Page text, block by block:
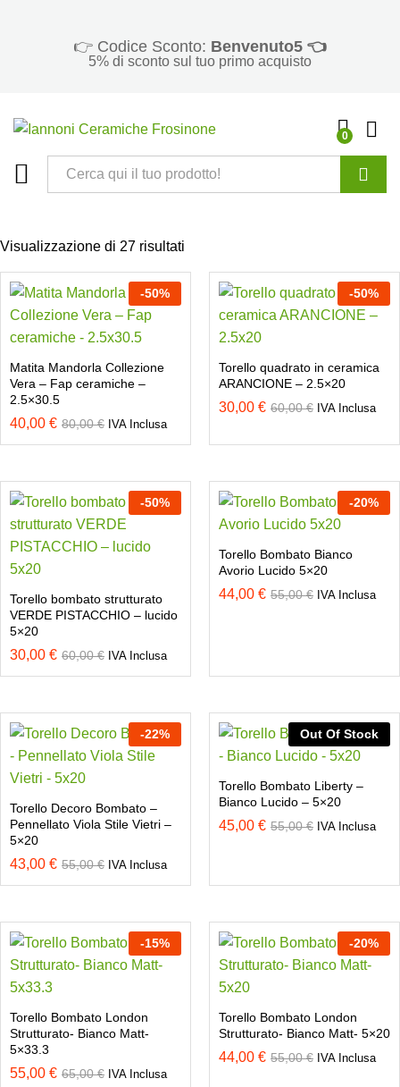
👉 Codice Sconto: Benvenuto5 👈
5% di sconto sul tuo primo acquisto
0
Visualizzazione di 27 risultati
-50%
Matita Mandorla Collezione
Vera – Fap ceramiche –
2.5×30.5
40,00 € 80,00€ IVA Inclusa
-50%
Torello quadrato in ceramica
ARANCIONE – 2.5×20
30,00 € 60,00€ IVA Inclusa
-50%
Torello bombato strutturato
VERDE PISTACCHIO – lucido
5×20
30,00 € 60,00€ IVA Inclusa
-20%
Torello Bombato Bianco
Avorio Lucido 5×20
44,00 € 55,00€ IVA Inclusa
-22%
Torello Decoro Bombato –
Pennellato Viola Stile Vietri –
5×20
43,00 € 55,00€ IVA Inclusa
Out Of Stock
Torello Bombato Liberty –
Bianco Lucido – 5×20
45,00 € 55,00€ IVA Inclusa
-15%
Torello Bombato London
Strutturato- Bianco Matt-
5×33.3
55,00 € 65,00€ IVA Inclusa
-20%
Torello Bombato London
Strutturato- Bianco Matt- 5×20
44,00 € 55,00€ IVA Inclusa